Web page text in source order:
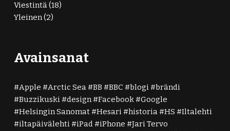
Viestintä(18)
Yleinen(2)
Avainsanat
Apple Arctic Sea BB BBC blogi
brändi
Buzzikuski
design Facebook
Google
Helsingin Sanomat
Hesari historia HS
Iltalehti
iltapäivälehti
iPad iPhone
Jari Tervo